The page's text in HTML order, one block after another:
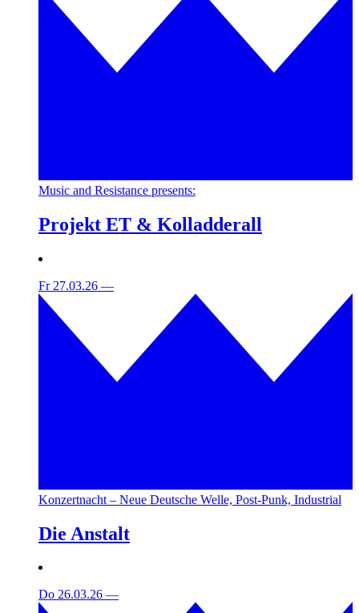
Music and Resistance presents:
Projekt ET & Kolladderall
Fr 27.03.26 —
Konzertnacht – Neue Deutsche Welle, Post-Punk, Industrial
Die Anstalt
Do 26.03.26 —